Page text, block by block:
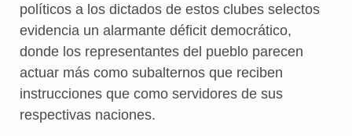
políticos a los dictados de estos clubes selectos
evidencia un alarmante déficit democrático,
donde los representantes del pueblo parecen
actuar más como subalternos que reciben
instrucciones que como servidores de sus
respectivas naciones.